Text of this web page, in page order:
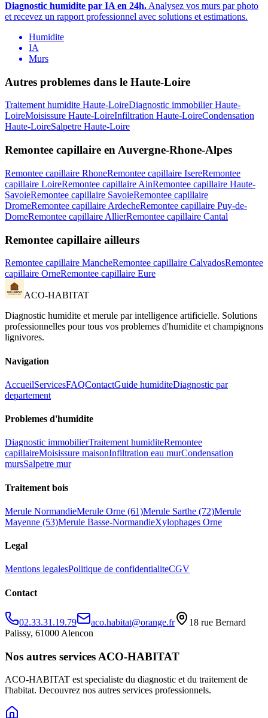
Diagnostic humidite par IA en 24h. Analysez vos murs par photo
et recevez un rapport professionnel avec solutions et estimations.
Humidite
IA
Murs
Autres problemes dans le Haute-Loire
Traitement humidite Haute-LoireDiagnostic immobilier Haute-
LoireMoisissure Haute-LoireInfiltration Haute-LoireCondensation
Haute-LoireSalpetre Haute-Loire
Remontee capillaire en Auvergne-Rhone-Alpes
Remontee capillaire RhoneRemontee capillaire IsereRemontee
capillaire LoireRemontee capillaire AinRemontee capillaire Haute-
SavoieRemontee capillaire SavoieRemontee capillaire
DromeRemontee capillaire ArdecheRemontee capillaire Puy-de-
DomeRemontee capillaire AllierRemontee capillaire Cantal
Remontee capillaire ailleurs
Remontee capillaire MancheRemontee capillaire CalvadosRemontee
capillaire OrneRemontee capillaire Eure
ACO-HABITAT
Diagnostic humidite et merule par intelligence artificielle. Solutions
professionnelles pour tous vos problemes d'humidite et champignons
lignivores.
Navigation
AccueilServicesFAQContactGuide humiditeDiagnostic par
departement
Problemes d'humidite
Diagnostic immobilierTraitement humiditeRemontee
capillaireMoisissure maisonInfiltration eau murCondensation
mursSalpetre mur
Traitement bois
Merule NormandieMerule Orne (61)Merule Sarthe (72)Merule
Mayenne (53)Merule Basse-NormandieXylophages Orne
Legal
Mentions legalesPolitique de confidentialiteCGV
Contact
02.33.31.19.79 aco.habitat@orange.fr
18 rue Bernard
Palissy, 61000 Alencon
Nos autres services ACO-HABITAT
ACO-HABITAT est specialiste du diagnostic et du traitement de
l'habitat. Decouvrez nos autres services professionnels.